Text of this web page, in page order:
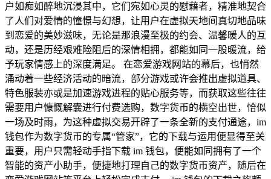
户如痴如醉地沉浸其中，它们宛如心灵的慰藉者，精准地契合
了人们对爱情的憧憬与幻想，让用户在虚拟天地间真切地品味
到恋爱的美妙滋味，无论是那浪漫至极的约会、温馨暖人的互
动，还是历经艰难险阻后的深情相拥，都能如同一股暖流，给
予玩家情感上的深度满足。 在恋爱游戏网站的幕后，也悄然
涌动着一些经济活动的暗流，部分游戏或许会推出虚拟道具、
特色服装亦或是加速游戏进程的贴心服务等，而获取这些往往
需要用户慷慨解囊进行付费选购，数字货币的横空出世，恰似
一场及时雨，为这种虚拟交易开辟了一条全新的支付通途，im
钱包作为数字货币的专属“管家”，它的下载与运用便显得至关
重要，用户只需轻动手指下载 im 钱包，便能如同拥有了一个
智能的资产小助手，便捷地打理自己的数字货币资产，随后在